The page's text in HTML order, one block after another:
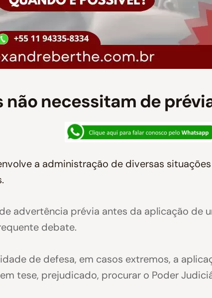
não necessitam de
a administração de diversas
advertência prévia antes da aplicação de
debate.
de defesa, em casos extremos, a
tese, prejudicado, procurar o Poder